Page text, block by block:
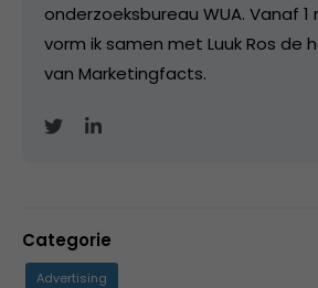
onderzoeksbureau WUA. Vanaf 1
vorm ik samen met Luuk Ros de
van Marketingfacts.
Categorie
Advertising